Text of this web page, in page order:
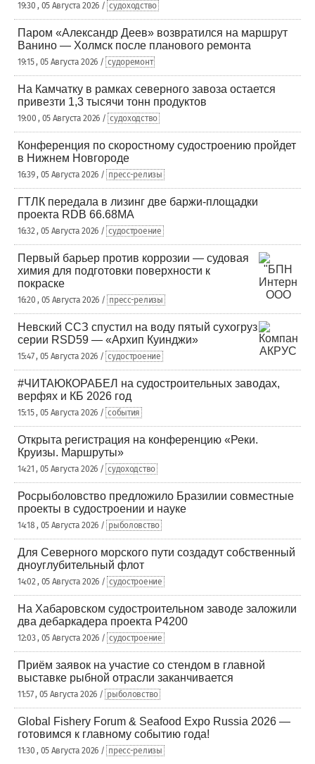
19:30 , 05 Августа 2026 / судоходство
Паром «Александр Деев» возвратился на маршрут
Ванино — Холмск после планового ремонта
19:15 , 05 Августа 2026 / судоремонт
На Камчатку в рамках северного завоза остается
привезти 1,3 тысячи тонн продуктов
19:00 , 05 Августа 2026 / судоходство
Конференция по скоростному судостроению пройдет
в Нижнем Новгороде
16:39 , 05 Августа 2026 / пресс-релизы
ГТЛК передала в лизинг две баржи-площадки
проекта RDB 66.68МА
16:32 , 05 Августа 2026 / судостроение
Первый барьер против коррозии — судовая
химия для подготовки поверхности к
покраске
16:20 , 05 Августа 2026 / пресс-релизы
Невский ССЗ спустил на воду пятый сухогруз
серии RSD59 — «Архип Куинджи»
15:47 , 05 Августа 2026 / судостроение
#ЧИТАЮКОРАБЕЛ на судостроительных заводах,
верфях и КБ 2026 год
15:15 , 05 Августа 2026 / события
Открыта регистрация на конференцию «Реки.
Круизы. Маршруты»
14:21 , 05 Августа 2026 / судоходство
Росрыболовство предложило Бразилии совместные
проекты в судостроении и науке
14:18 , 05 Августа 2026 / рыболовство
Для Северного морского пути создадут собственный
дноуглубительный флот
14:02 , 05 Августа 2026 / судостроение
На Хабаровском судостроительном заводе заложили
два дебаркадера проекта Р4200
12:03 , 05 Августа 2026 / судостроение
Приём заявок на участие со стендом в главной
выставке рыбной отрасли заканчивается
11:57 , 05 Августа 2026 / рыболовство
Global Fishery Forum & Seafood Expo Russia 2026 —
готовимся к главному событию года!
11:30 , 05 Августа 2026 / пресс-релизы